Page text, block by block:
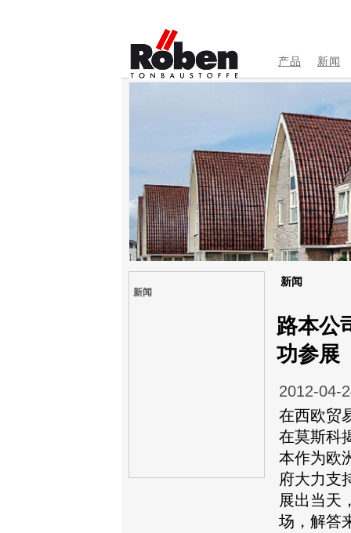
产品 新闻
新闻
新闻
路本公
功参展
2012-04-
在西欧贸
在莫斯科
本作为欧
府大力支
展出当天
场，解答